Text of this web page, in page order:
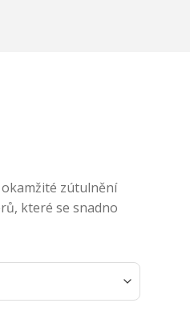
zútulnění
které se snadno